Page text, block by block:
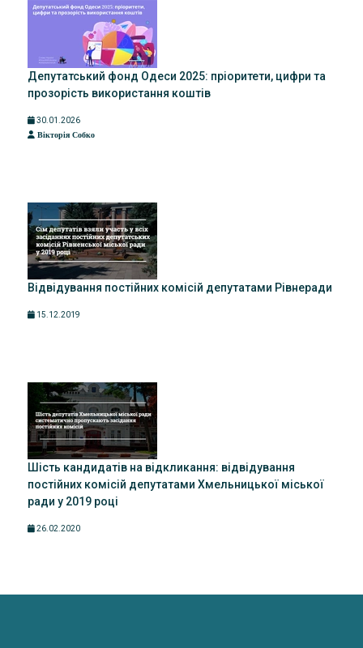
Депутатський фонд Одеси 2025: пріоритети, цифри та
прозорість використання коштів
30.01.2026
Вікторія Собко
Відвідування постійних комісій депутатами Рівнеради
15.12.2019
Шість кандидатів на відкликання: відвідування
постійних комісій депутатами Хмельницької міської
ради у 2019 році
26.02.2020